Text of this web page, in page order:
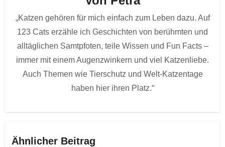
„Katzen gehören für mich einfach zum Leben dazu. Auf
123 Cats erzähle ich Geschichten von berühmten und
alltäglichen Samtpfoten, teile Wissen und Fun Facts –
immer mit einem Augenzwinkern und viel Katzenliebe.
Auch Themen wie Tierschutz und Welt-Katzentage
haben hier ihren Platz.“
Ähnlicher Beitrag